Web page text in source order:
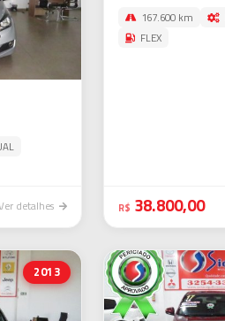
detalhes
167.600 km
FLEX
R$ 38.800,00
2013